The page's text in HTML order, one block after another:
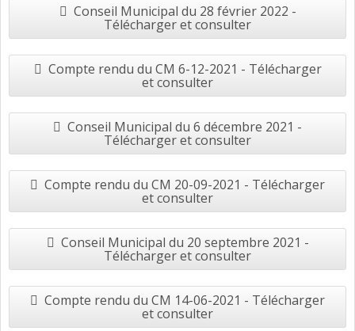
Conseil Municipal du 28 février 2022 -
Télécharger et consulter
Compte rendu du CM 6-12-2021 - Télécharger
et consulter
Conseil Municipal du 6 décembre 2021 -
Télécharger et consulter
Compte rendu du CM 20-09-2021 - Télécharger
et consulter
Conseil Municipal du 20 septembre 2021 -
Télécharger et consulter
Compte rendu du CM 14-06-2021 - Télécharger
et consulter